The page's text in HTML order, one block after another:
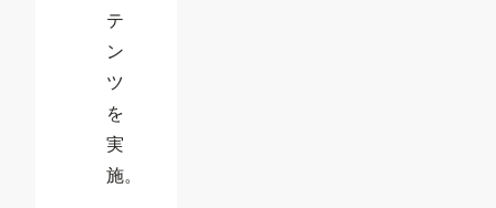
テ
ン
ツ
を
実
施。